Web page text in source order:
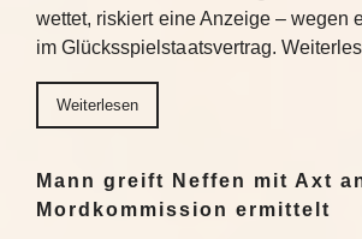
wettet, riskiert eine Anzeige – wegen
im Glücksspielstaatsvertrag.
Weiterlesen
Mann greift Neffen mit Axt
Mordkommission ermittelt